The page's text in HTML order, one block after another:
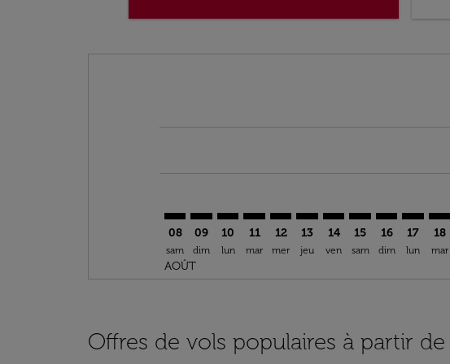
08
sam
AOÛT
09
dim
10
lun
11
mar
12
mer
13
jeu
14
ven
15
sam
16
dim
17
lun
18
mar
Offres de vols populaires à partir